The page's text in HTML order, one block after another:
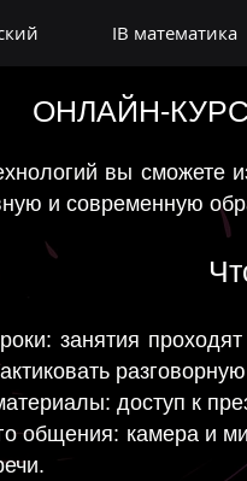
IB математика
ОНЛАЙН-
вы сможете
и современную
занятия
доступ к
общения: камера и